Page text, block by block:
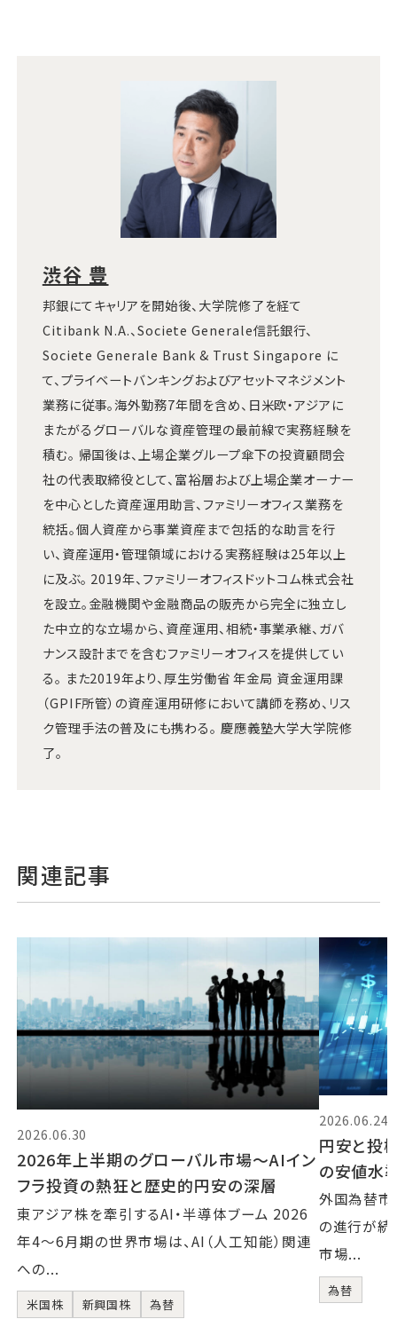
渋谷 豊
邦銀にてキャリアを開始後、大学院修了を経て
Citibank N.A.、Societe Generale信託銀行、
Societe Generale Bank & Trust Singapore に
て、プライベートバンキングおよびアセットマネジメント
業務に従事。海外勤務7年間を含め、日米欧・アジアに
またがるグローバルな資産管理の最前線で実務経験を
積む。 帰国後は、上場企業グループ傘下の投資顧問会
社の代表取締役として、富裕層および上場企業オーナー
を中心とした資産運用助言、ファミリーオフィス業務を
統括。個人資産から事業資産まで包括的な助言を行
い、資産運用・管理領域における実務経験は25年以上
に及ぶ。 2019年、ファミリーオフィスドットコム株式会社
を設立。金融機関や金融商品の販売から完全に独立し
た中立的な立場から、資産運用、相続・事業承継、ガバ
ナンス設計までを含むファミリーオフィスを提供してい
る。 また2019年より、厚生労働省 年金局 資金運用課
（GPIF所管）の資産運用研修において講師を務め、リス
ク管理手法の普及にも携わる。 慶應義塾大学大学院修
了。
関連記事
2026.06.30
2026年上半期のグローバル市場～AIイン
フラ投資の熱狂と歴史的円安の深層
東アジア株を牽引するAI・半導体ブーム 2026
年4〜6月期の世界市場は、AI（人工知能）関連
への...
米国株 新興国株 為替
2026.06.24
円安と投
の安値水
外国為替市
の進行が続
市場...
為替